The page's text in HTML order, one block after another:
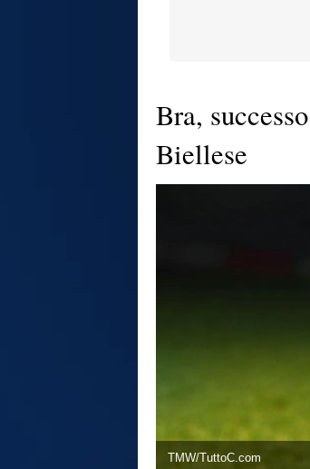
Bra,
Biellese
TMW/TuttoC.com